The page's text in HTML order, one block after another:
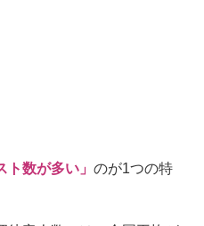
ト数が多い」 のが1つの特